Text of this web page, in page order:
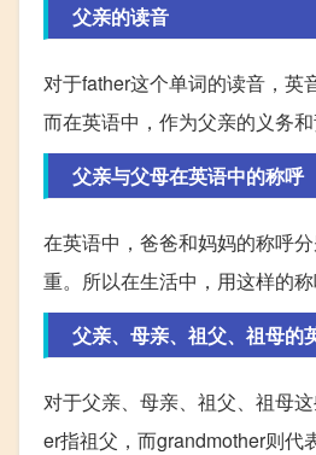
父亲的读音
对于father这个单词的读音，英
而在英语中，作为父亲的义务
父亲与父母在英语中的称呼
在英语中，爸爸和妈妈的称呼
重。所以在生活中，用这样的
父亲、母亲、祖父、祖母的
对于父亲、母亲、祖父、祖母
er指祖父，而grandmother则代